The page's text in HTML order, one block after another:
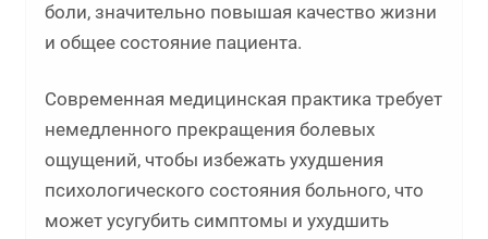
боли, значительно повышая качество жизни
и общее состояние пациента.
Современная медицинская практика требует
немедленного прекращения болевых
ощущений, чтобы избежать ухудшения
психологического состояния больного, что
может усугубить симптомы и ухудшить